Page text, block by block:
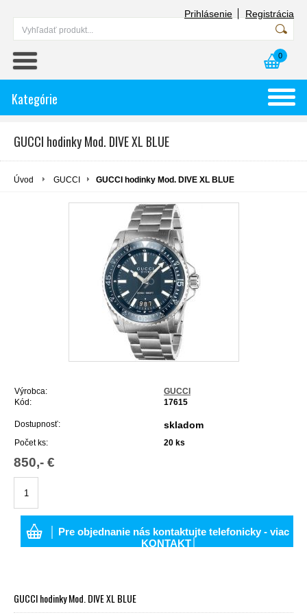
Prihlásenie Registrácia
0
Kategórie
GUCCI hodinky Mod. DIVE XL BLUE
Úvod GUCCI GUCCI hodinky Mod. DIVE XL BLUE
Výrobca:
GUCCI
Kód:
17615
Dostupnosť: skladom
Počet ks: 20 ks
850,- €
│ Pre objednanie nás kontaktujte telefonicky - viac
KONTAKT│
GUCCI hodinky Mod. DIVE XL BLUE